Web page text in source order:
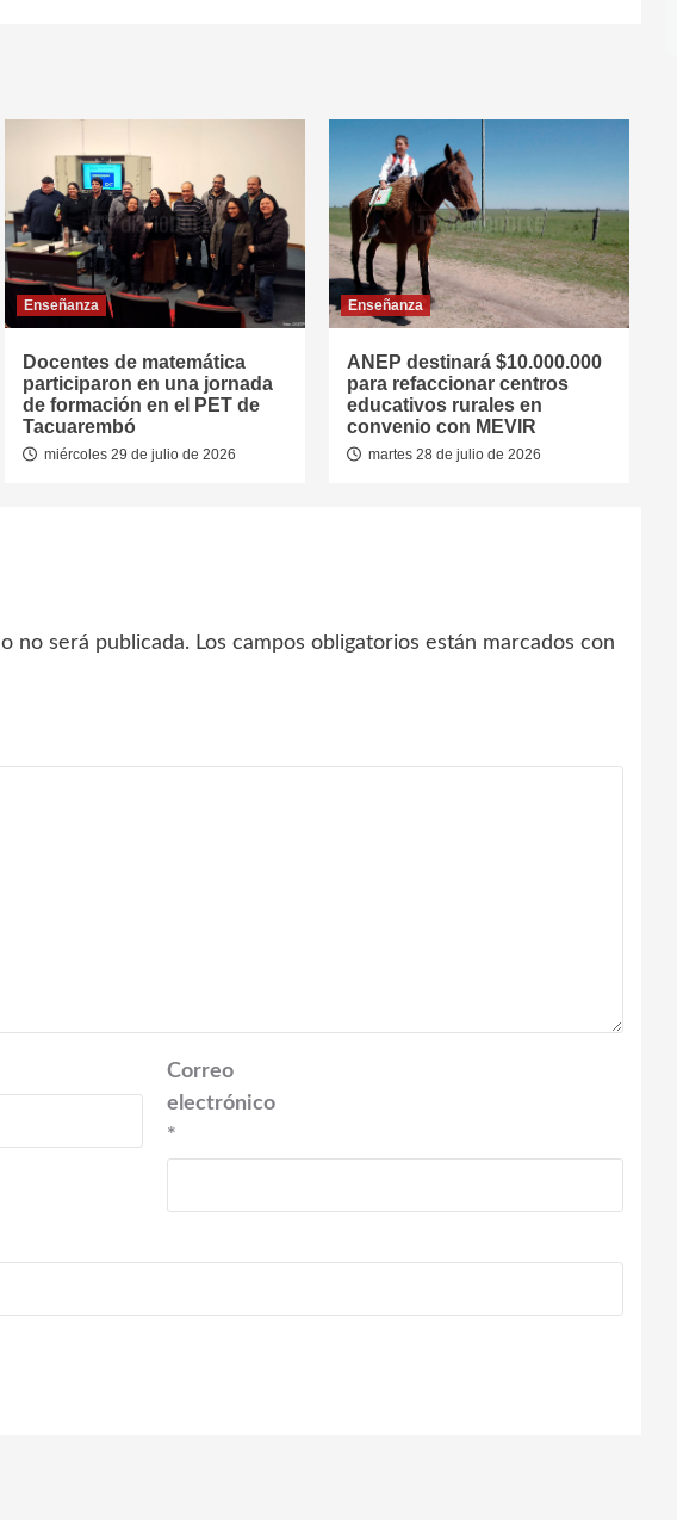
Enseñanza
Docentes de matemática
participaron en una jornada
de formación en el PET de
Tacuarembó
miércoles 29 de julio de 2026
Enseñanza
ANEP destinará $10.000.000
para refaccionar centros
educativos rurales en
convenio con MEVIR
martes 28 de julio de 2026
no será publicada. Los campos obligatorios están marcados con
Correo
electrónico
*